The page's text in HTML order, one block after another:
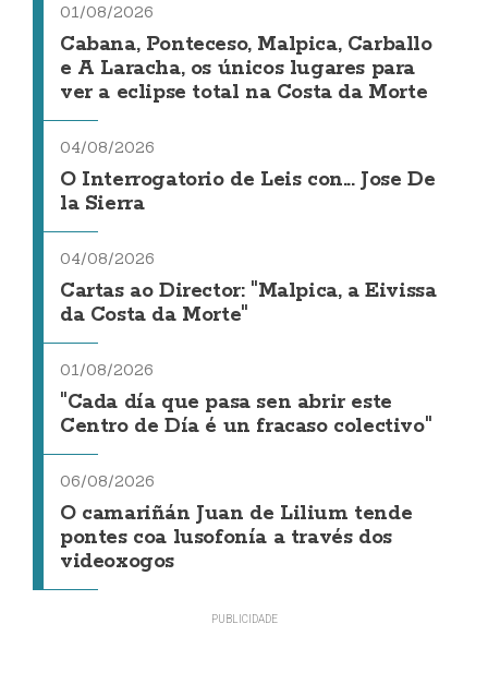
01/08/2026
Cabana, Ponteceso, Malpica, Carballo
e A Laracha, os únicos lugares para
ver a eclipse total na Costa da Morte
04/08/2026
O Interrogatorio de Leis con... Jose De
la Sierra
04/08/2026
Cartas ao Director: "Malpica, a Eivissa
da Costa da Morte"
01/08/2026
"Cada día que pasa sen abrir este
Centro de Día é un fracaso colectivo"
06/08/2026
O camariñán Juan de Lilium tende
pontes coa lusofonía a través dos
videoxogos